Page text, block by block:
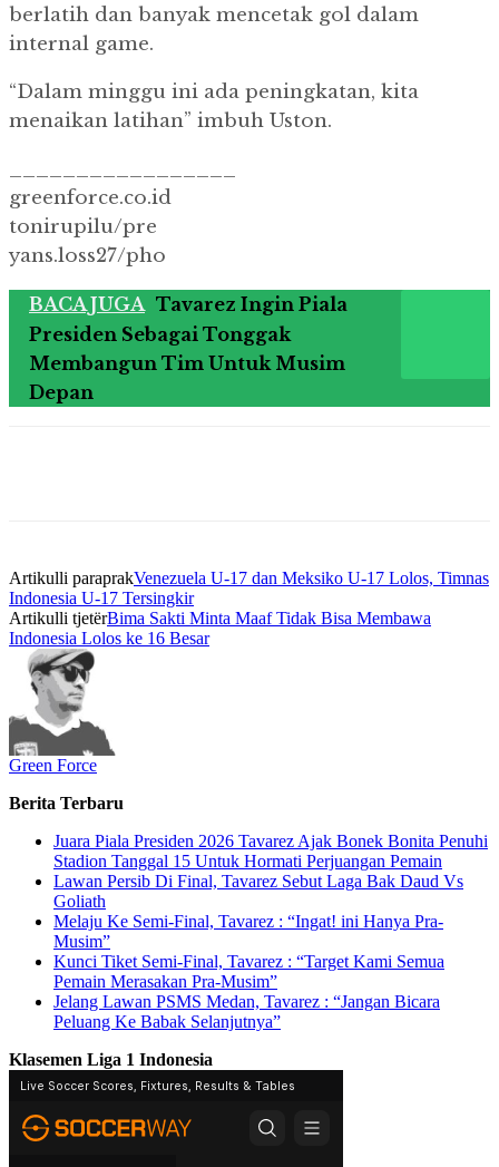
berlatih dan banyak mencetak gol dalam
internal game.
“Dalam minggu ini ada peningkatan, kita
menaikan latihan” imbuh Uston.
greenforce.co.id
tonirupilu/pre
yans.loss27/pho
BACA JUGA Tavarez Ingin Piala
Presiden Sebagai Tonggak
Membangun Tim Untuk Musim
Depan
Artikulli paraprakVenezuela U-17 dan Meksiko U-17 Lolos, Timnas
Indonesia U-17 Tersingkir
Artikulli tjetërBima Sakti Minta Maaf Tidak Bisa Membawa
Indonesia Lolos ke 16 Besar
Green Force
Berita Terbaru
Juara Piala Presiden 2026 Tavarez Ajak Bonek Bonita Penuhi
Stadion Tanggal 15 Untuk Hormati Perjuangan Pemain
Lawan Persib Di Final, Tavarez Sebut Laga Bak Daud Vs
Goliath
Melaju Ke Semi-Final, Tavarez : “Ingat! ini Hanya Pra-
Musim”
Kunci Tiket Semi-Final, Tavarez : “Target Kami Semua
Pemain Merasakan Pra-Musim”
Jelang Lawan PSMS Medan, Tavarez : “Jangan Bicara
Peluang Ke Babak Selanjutnya”
Klasemen Liga 1 Indonesia